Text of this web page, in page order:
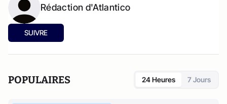
Rédaction d'Atlantico
SUIVRE
POPULAIRES 24 Heures 7 Jours